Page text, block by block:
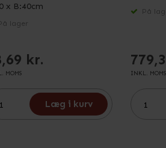
x B:40cm
lager
kr.
MOMS
Læg i kurv
På
INKL. MOMS